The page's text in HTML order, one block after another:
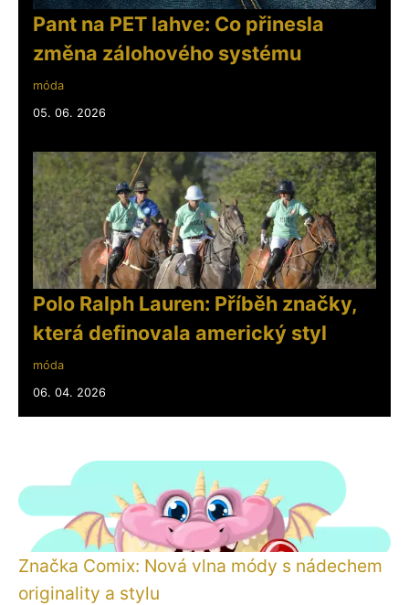
Pant na PET lahve: Co přinesla
změna zálohového systému
móda
05. 06. 2026
Polo Ralph Lauren: Příběh značky,
která definovala americký styl
móda
06. 04. 2026
Značka Comix: Nová vlna módy s nádechem
originality a stylu